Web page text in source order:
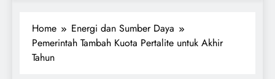
Home
Energi dan Sumber Daya
Pemerintah Tambah Kuota Pertalite untuk Akhir
Tahun